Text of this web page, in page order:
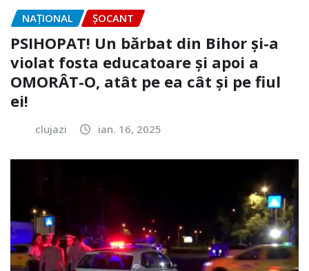
NAŢIONAL ȘOCANT
PSIHOPAT! Un bărbat din Bihor și-a
violat fosta educatoare și apoi a
OMORÂT-O, atât pe ea cât și pe fiul
ei!
clujazi ian. 16, 2025